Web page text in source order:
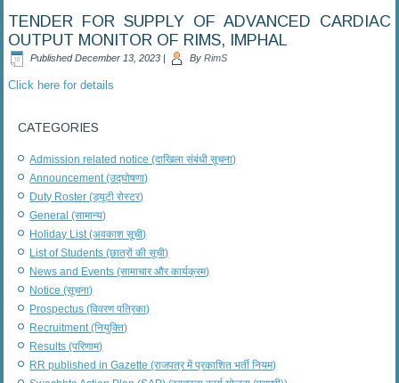
TENDER FOR SUPPLY OF ADVANCED CARDIAC
OUTPUT MONITOR OF RIMS, IMPHAL
Published December 13, 2023 | By RimS
Click here for details
CATEGORIES
Admission related notice (दाखिला संबंधी सूचना)
Announcement (उद्घोषणा)
Duty Roster (ड्यूटी रोस्टर)
General (सामान्य)
Holiday List (अवकाश सूची)
List of Students (छात्रों की सूची)
News and Events (सामाचार और कार्यक्रम)
Notice (सूचना)
Prospectus (विवरण पत्रिका)
Recruitment (नियुक्ति)
Results (परिणाम)
RR published in Gazette (राजपत्र में प्रकाशित भर्ती नियम)